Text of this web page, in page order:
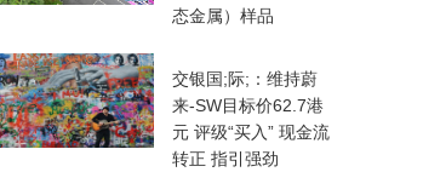
态金属）样品
交银国;际;：维持蔚
来-SW目标价62.7港
元 评级“买入” 现金流
转正 指引强劲